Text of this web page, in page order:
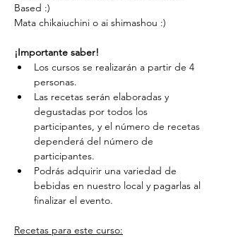
Based :)
Mata chikaiuchini o ai shimashou :)
¡Importante saber!
Los cursos se realizarán a partir de 4
personas.
Las recetas serán elaboradas y
degustadas por todos los
participantes, y el número de recetas
dependerá del número de
participantes.
Podrás adquirir una variedad de
bebidas en nuestro local y pagarlas al
finalizar el evento.
Recetas para este curso: